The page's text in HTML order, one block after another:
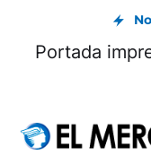
Portada